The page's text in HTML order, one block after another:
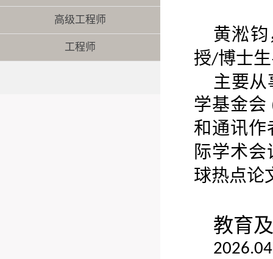
高级工程师
工程师
黄淞
授/博士
主要
学基金会
和通讯作
际学术
球热点论
教育
2026.04